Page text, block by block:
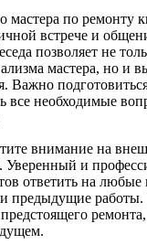
мастера по ремонту
встрече и
позволяет не
мастерa, но и
Важно
все необходимые
внимание на
Уверенный и
ответить на
предыдущие